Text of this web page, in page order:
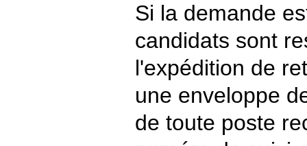
Si la demande
candidats sont
l'expédition de
une enveloppe
de toute poste